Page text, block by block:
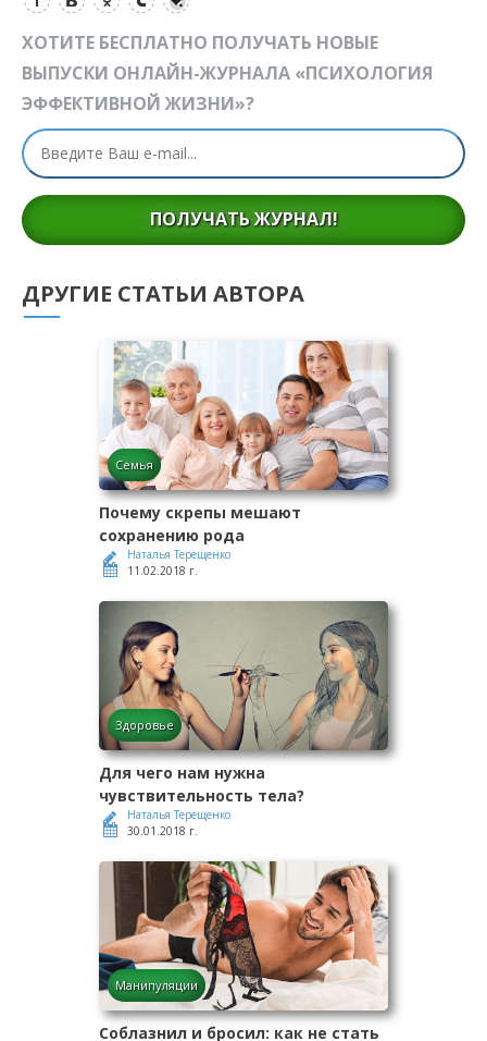
ХОТИТЕ БЕСПЛАТНО ПОЛУЧАТЬ НОВЫЕ
ВЫПУСКИ ОНЛАЙН-ЖУРНАЛА «ПСИХОЛОГИЯ
ЭФФЕКТИВНОЙ ЖИЗНИ»?
ПОЛУЧАТЬ ЖУРНАЛ!
ДРУГИЕ СТАТЬИ АВТОРА
Семья
Почему скрепы мешают
сохранению рода
Наталья Терещенко
11.02.2018 г.
Здоровье
Для чего нам нужна
чувствительность тела?
Наталья Терещенко
30.01.2018 г.
Манипуляции
Соблазнил и бросил: как не стать